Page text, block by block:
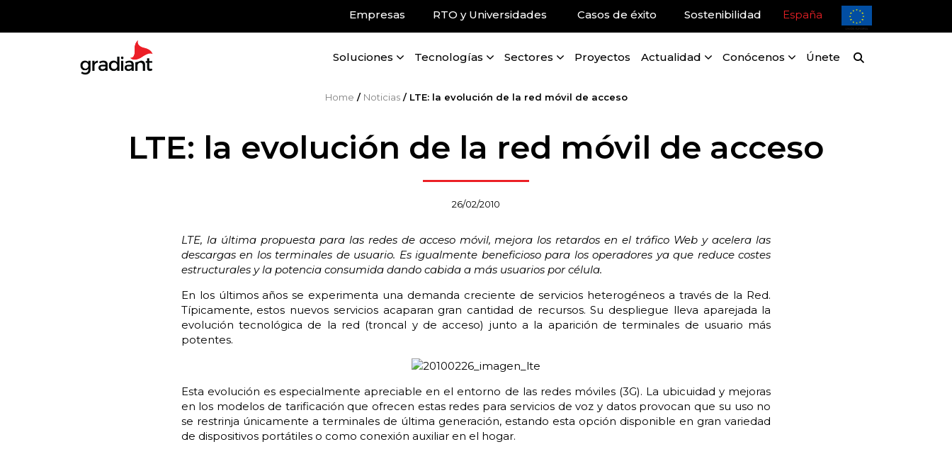
Empresas RTO y Universidades Casos de éxito Sostenibilidad España
Soluciones Tecnologías Sectores Proyectos Actualidad Conócenos Únete
Home / Noticias/ LTE: la evolución de la red móvil de acceso
LTE: la evolución de la red móvil de acceso
26/02/2010
LTE, la última propuesta para las redes de acceso móvil, mejora los retardos en el tráfico Web y acelera las
descargas en los terminales de usuario. Es igualmente beneficioso para los operadores ya que reduce costes
estructurales y la potencia consumida dando cabida a más usuarios por célula.
En los últimos años se experimenta una demanda creciente de servicios heterogéneos a través de la Red.
Típicamente, estos nuevos servicios acaparan gran cantidad de recursos. Su despliegue lleva aparejada la
evolución tecnológica de la red (troncal y de acceso) junto a la aparición de terminales de usuario más
potentes.
Esta evolución es especialmente apreciable en el entorno de las redes móviles (3G). La ubicuidad y mejoras
en los modelos de tarificación que ofrecen estas redes para servicios de voz y datos provocan que su uso no
se restrinja únicamente a terminales de última generación, estando esta opción disponible en gran variedad
de dispositivos portátiles o como conexión auxiliar en el hogar.